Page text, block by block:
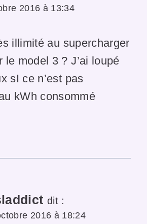
2016 à 13:34
illimité au supercharger
le model 3 ? J’ai loupé
sI ce n’est pas
kWh consommé
dit :
2016 à 18:24